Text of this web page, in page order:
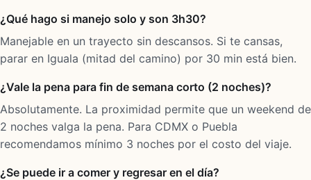
¿Qué hago si manejo solo y son 3h30?
Manejable en un trayecto sin descansos. Si te cansas,
parar en Iguala (mitad del camino) por 30 min está bien.
¿Vale la pena para fin de semana corto (2 noches)?
Absolutamente. La proximidad permite que un weekend de
2 noches valga la pena. Para CDMX o Puebla
recomendamos mínimo 3 noches por el costo del viaje.
¿Se puede ir a comer y regresar en el día?